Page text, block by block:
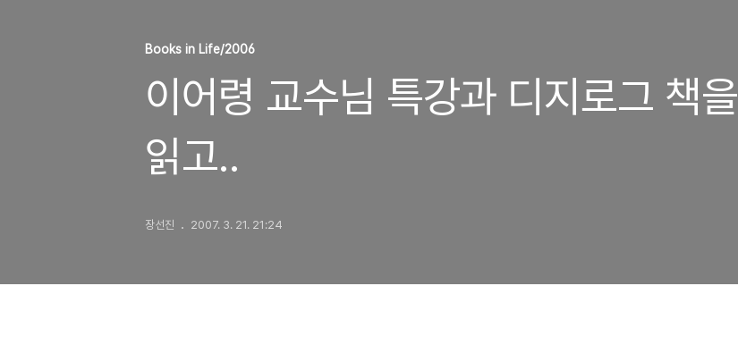
Books in Life/2006
이어령 교수님 특강과 디지로그 책을
읽고..
장선진 2007. 3. 21. 21:24